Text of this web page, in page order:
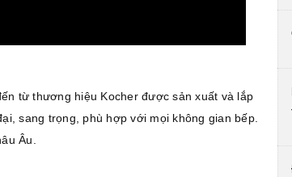
từ thương hiệu Kocher được sản xuất và lắp
sang trọng, phù hợp với mọi không gian bếp.
Âu.